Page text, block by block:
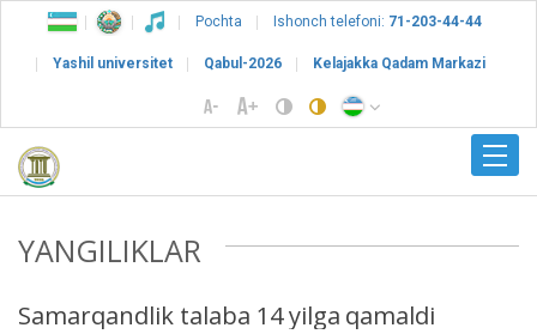
Pochta Ishonch telefoni: 71-203-44-44
Yashil universitet Qabul-2026 Kelajakka Qadam Markazi
YANGILIKLAR
Samarqandlik talaba 14 yilga qamaldi